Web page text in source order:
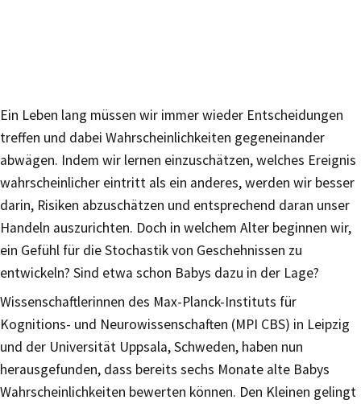
Ein Leben lang müssen wir immer wieder Entscheidungen
treffen und dabei Wahrscheinlichkeiten gegeneinander
abwägen. Indem wir lernen einzuschätzen, welches Ereignis
wahrscheinlicher eintritt als ein anderes, werden wir besser
darin, Risiken abzuschätzen und entsprechend daran unser
Handeln auszurichten. Doch in welchem Alter beginnen wir,
ein Gefühl für die Stochastik von Geschehnissen zu
entwickeln? Sind etwa schon Babys dazu in der Lage?
Wissenschaftlerinnen des Max-Planck-Instituts für
Kognitions- und Neurowissenschaften (MPI CBS) in Leipzig
und der Universität Uppsala, Schweden, haben nun
herausgefunden, dass bereits sechs Monate alte Babys
Wahrscheinlichkeiten bewerten können. Den Kleinen gelingt